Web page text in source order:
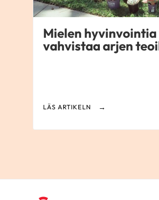
Mielen hyvinvointia
vahvistaa arjen
LÄS ARTIKELN